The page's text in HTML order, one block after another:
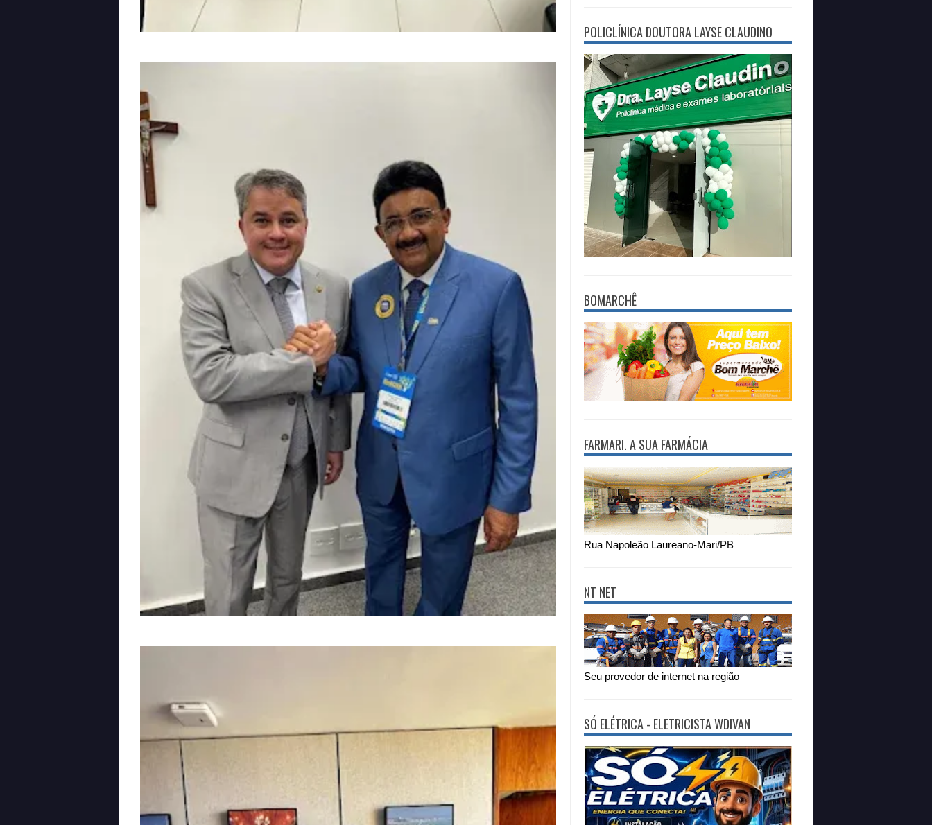
POLICLÍNICA DOUTORA LAYSE CLAUDINO
BOMARCHÊ
FARMARI. A SUA FARMÁCIA
Rua Napoleão Laureano-Mari/PB
NT NET
Seu provedor de internet na região
SÓ ELÉTRICA - ELETRICISTA WDIVAN